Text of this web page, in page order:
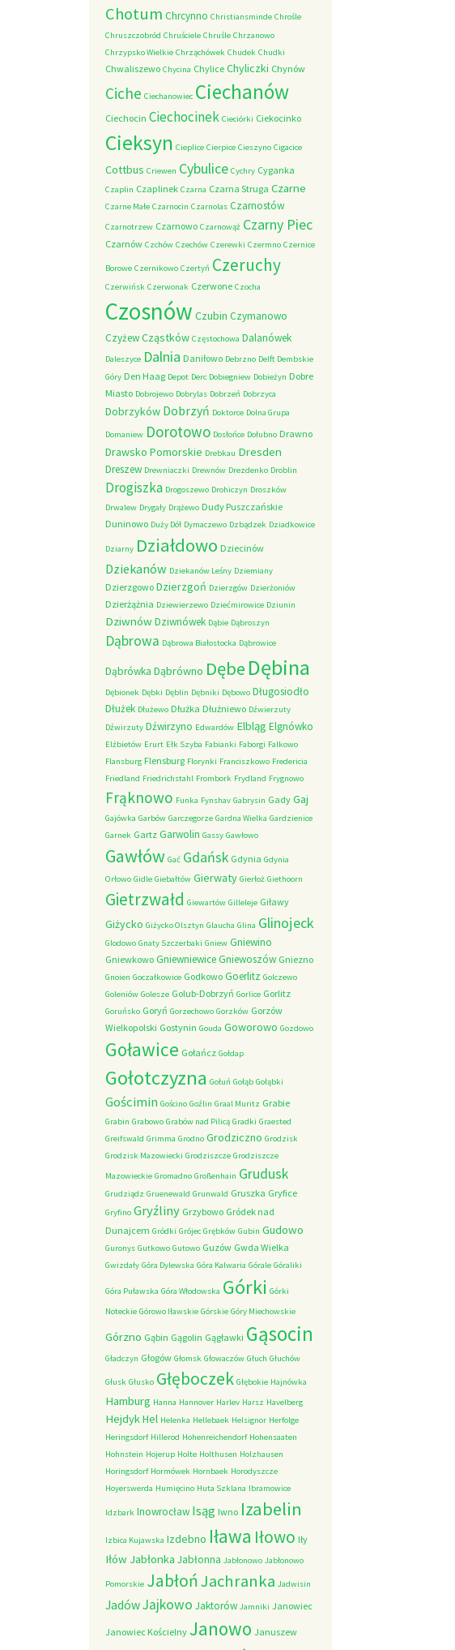
Chotum Chrcynno Christiansminde Chrośle
Chruszczobród Chruściele Chruśle Chrzanowo
Chrzypsko Wielkie Chrząchówek Chudek Chudki
Chwaliszewo Chycina Chylice Chyliczki Chynów
Ciche Ciechanowiec Ciechanów
Ciechocin Ciechocinek Cieciórki Ciekocinko
Cieksyn Cieplice Cierpice Cieszyno Cigacice
Cottbus Criewen Cybulice Cychry Cyganka
Czaplin Czaplinek Czarna Czarna Struga Czarne
Czarne Małe Czarnocin Czarnolas Czarnostów
Czarnotrzew Czarnowo Czarnowąż Czarny Piec
Czarnów Czchów Czechów Czerewki Czermno Czernice
Borowe Czernikowo Czertyń Czeruchy
Czerwińsk Czerwonak Czerwone Czocha
Czosnów Czubin Czymanowo
CzyżewCząstków Częstochowa Dalanówek
Daleszyce Dalnia Daniłowo Debrzno Delft Dembskie
Góry Den Haag Depot Derc Dobiegniew Dobieżyn Dobre
Miasto Dobrojewo Dobrylas Dobrzeń Dobrzyca
Dobrzyków Dobrzyń Doktorce Dolna Grupa
Domaniew Dorotowo Dosłońce Dołubno Drawno
Drawsko Pomorskie Drebkau Dresden
Dreszew Drewniaczki Drewnów Drezdenko Droblin
Drogiszka Drogoszewo Drohiczyn Droszków
Drwalew Drygały Drążewo Dudy Puszczańskie
Duninowo Duży Dół Dymaczewo Dzbądzek Dziadkowice
Dziarny Działdowo Dziecinów
Dziekanów Dziekanów Leśny Dziemiany
Dzierzgowo Dzierzgoń Dzierzgów Dzierżoniów
Dzierżążnia Dziewierzewo Dziećmirowice Dziunin
DziwnówDziwnówek Dąbie Dąbroszyn
Dąbrowa Dąbrowa Białostocka Dąbrowice
Dąbrówka Dąbrówno Dębe Dębina
Dębionek Dębki Dęblin Dębniki Dębowo Długosiodło
Dłużek Dłużewo Dłużka Dłużniewo Dźwierzuty
Dźwirzuty Dźwirzyno Edwardów Elbląg Elgnówko
Elżbietów Erurt Ełk Szyba Fabianki Faborgi Falkowo
Flansburg Flensburg Florynki Franciszkowo Fredericia
Friedland Friedrichstahl Frombork Frydland Frygnowo
Frąknowo Funka Fynshav Gabrysin Gady Gaj
Gajówka Garbów Garczegorze Gardna Wielka Gardzienice
Garnek Gartz Garwolin Gassy Gawłowo
Gawłów Gać Gdańsk Gdynia Gdynia
Orłowo Gidle Giebałtów Gierwaty Gierłoż Giethoorn
Gietrzwałd Giewartów Gilleleje Giławy
Giżycko Giżycko Olsztyn Glaucha Glina Glinojeck
Glodowo Gnaty Szczerbaki Gniew Gniewino
Gniewkowo GniewniewiceGniewoszów Gniezno
Gnoien Goczałkowice Godkowo Goerlitz Golczewo
Goleniów Golesze Golub-Dobrzyń Gorlice Gorlitz
Goruńsko Goryń Gorzechowo Gorzków Gorzów
Wielkopolski Gostynin Gouda Goworowo Gozdowo
Goławice Gołańcz Gołdap
Gołotczyzna Gołuń Gołąb Gołąbki
Gościmin Gościno Goźlin Graal Muritz Grabie
Grabin Grabowo Grabów nad Pilicą Gradki Graested
Greifswald Grimma Grodno Grodziczno Grodzisk
Grodzisk Mazowiecki Grodziszcze Grodziszcze
Mazowieckie Gromadno Großenhain Grudusk
Grudziądz Gruenewald Grunwald Gruszka Gryfice
Gryfino Gryźliny Grzybowo Gródek nad
Dunajcem Gródki Grójec Grębków Gubin Gudowo
Guronys Gutkowo Gutowo Guzów Gwda Wielka
Gwizdały Góra Dylewska Góra Kalwaria Górale Góraliki
Góra Puławska Góra Włodowska Górki Górki
Noteckie Górowo Iławskie Górskie Góry Miechowskie
Górzno Gąbin Gągolin Gągławki Gąsocin
Gładczyn Głogów Głomsk Głowaczów Głuch Głuchów
Głusk Głusko Głęboczek Głębokie Hajnówka
Hamburg Hanna Hannover Harlev Harsz Havelberg
HejdykHel Helenka Hellebaek Helsignor Herfolge
Heringsdorf Hillerod Hohenreichendorf Hohensaaten
Hohnstein Hojerup Holte Holthusen Holzhausen
Horingsdorf Hormówek Hornbaek Horodyszcze
Hoyerswerda Humięcino Huta Szklana Ibramowice
Idzbark Inowrocław Isąg Iwno Izabelin
Izbica Kujawska Izdebno Iława Iłowo Iły
Iłów Jabłonka Jabłonna Jabłonowo Jabłonowo
Pomorskie JabłońJachranka Jadwisin
JadówJajkowo Jaktorów Jamniki Janowiec
Janowiec Kościelny Janowo Januszew